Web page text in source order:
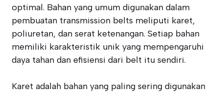
optimal. Bahan yang umum digunakan dalam
pembuatan transmission belts meliputi karet,
poliuretan, dan serat ketenangan. Setiap bahan
memiliki karakteristik unik yang mempengaruhi
daya tahan dan efisiensi dari belt itu sendiri.
Karet adalah bahan yang paling sering digunakan